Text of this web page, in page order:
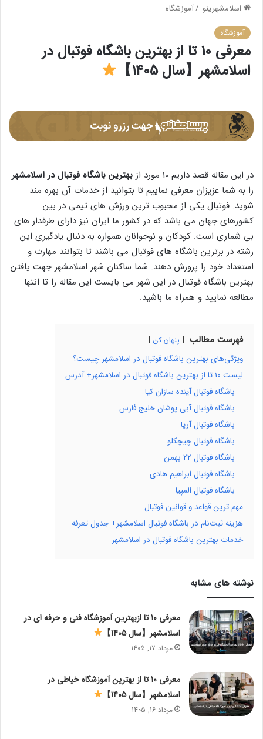
اسلامشهرینو /آموزشگاه
آموزشگاه
معرفی 10 تا از بهترین باشگاه فوتبال در
اسلامشهر【سال 1405】
در این مقاله قصد داریم 10 مورد از
بهترین باشگاه فوتبال در اسلامشهر
را به شما عزیزان معرفی نماییم تا بتوانید از خدمات آن بهره مند
شوید. فوتبال یکی از محبوب ترین ورزش های تیمی در بین
کشورهای جهان می باشد که در کشور ما ایران نیز دارای طرفدار های
بی شماری است. کودکان و نوجوانان همواره به دنبال یادگیری این
رشته در برترین باشگاه های فوتبال می باشند تا بتوانند مهارت و
استعداد خود را پرورش دهند. شما ساکنان شهر اسلامشهر جهت یافتن
بهترین باشگاه فوتبال در این شهر می بایست این مقاله را تا انتها
مطالعه نمایید و همراه ما باشید.
فهرست مطالب پنهان کن
ویژگی‌های بهترین باشگاه فوتبال در اسلامشهر چیست؟
لیست 10 تا از بهترین باشگاه فوتبال در اسلامشهر+ آدرس
باشگاه فوتبال آینده سازان کیا
باشگاه فوتبال آبی پوشان خلیج فارس
باشگاه فوتبال آریا
باشگاه فوتبال چیچکلو
باشگاه فوتبال 22 بهمن
باشگاه فوتبال ابراهيم هادی
باشگاه فوتبال المپیا
مهم ترین قواعد و قوانین فوتبال
هزینه ثبت‌نام در باشگاه فوتبال اسلامشهر+ جدول تعرفه
خدمات بهترین باشگاه فوتبال در اسلامشهر
نوشته های مشابه
معرفی 10 تا ازبهترین آموزشگاه فنی و حرفه ای در
اسلامشهر【سال 1405】
مرداد 17, 1405
معرفی 10 تا از بهترین آموزشگاه خیاطی در
اسلامشهر【سال 1405】
مرداد 16, 1405